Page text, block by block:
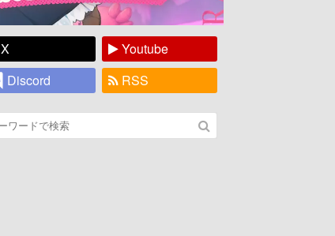
X
Youtube
Discord
RSS